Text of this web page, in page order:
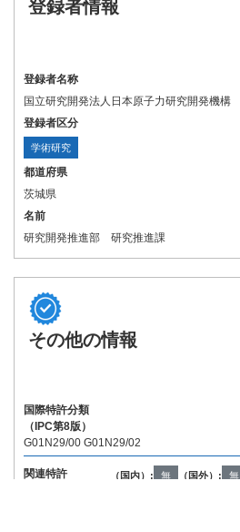
登録者情報
登録者名称
国立研究開発法人日本原子力研究開発機構
登録者区分
学術研究
都道府県
茨城県
名前
研究開発推進部 研究推進課
その他の情報
国際特許分類
（IPC第8版）
G01N29/00 G01N29/02
関連特許 （国内）: 無 （国外）: 無